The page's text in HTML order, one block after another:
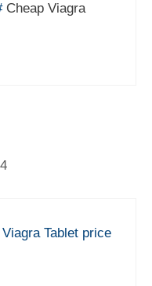
Cheap Viagra
Viagra Tablet price